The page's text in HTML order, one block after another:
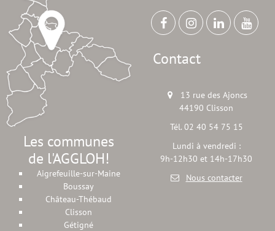
Les communes
de l'AGGLOH!
Aigrefeuille-sur-Maine
Boussay
Château-Thébaud
Clisson
Gétigné
Contact
13 rue des Ajoncs
44190 Clisson
Tél. 02 40 54 75 15
Lundi à vendredi :
9h-12h30 et 14h-17h30
Nous contacter